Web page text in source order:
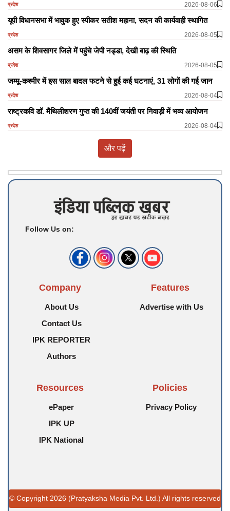
प्रदेश 2026-08-06
यूपी विधानसभा में भावुक हुए स्पीकर सतीश महाना, सदन की कार्यवाही स्थागित
प्रदेश 2026-08-05
असम के शिवसागर जिले में पहुंचे जेपी नड्डा, देखी बाढ़ की स्थिति
प्रदेश 2026-08-05
जम्मू-कश्मीर में इस साल बादल फटने से हुई कई घटनाएं, 31 लोगों की गई जान
प्रदेश 2026-08-04
राष्ट्रकवि डॉ. मैथिलीशरण गुप्त की 140वीं जयंती पर निवाड़ी में भव्य आयोजन
प्रदेश 2026-08-04
और पढ़ें
Follow Us on:
Company
About Us
Contact Us
IPK REPORTER
Authors
Features
Advertise with Us
Resources
ePaper
IPK UP
IPK National
Policies
Privacy Policy
© Copyright 2026 (Pratyaksha Media Pvt. Ltd.) All rights reserved